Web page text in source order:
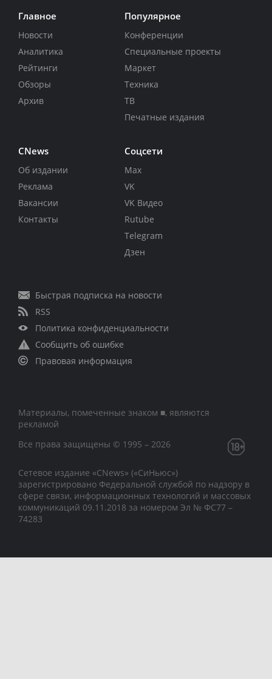
Главное
Новости
Аналитика
Рейтинги
Обзоры
Архив
Популярное
Конференции
Специальные проекты
Маркет
Техника
ТВ
Печатные издания
CNews
Об издании
Реклама
Вакансии
Контакты
Соцсети
Max
VK
VK Видео
Rutube
Telegram
Дзен
Быстрая подписка на новости
RSS
Политика конфиденциальности
Сообщить об ошибке
Правовая информация
Материалы, помеченные знаком ■, являются
рекламой
Все права защищены © 1995 – 2026
Сетевое издание «CNews» («СиНьюс»)
зарегистрировано Федеральной службой по надзору в
сфере связи, информационных технологий и массовых
коммуникаций 09.11.2018 за номером Эл № ФС77 –
74283